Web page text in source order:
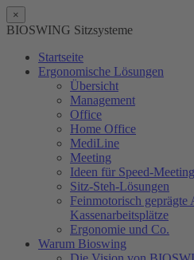
×
BIOSWING Sitzsysteme
Startseite
Ergonomische Lösungen
Übersicht
Management
Office
Home Office
MediLine
Meeting
Ideen für Speed-
Sitz-Steh-Lösungen
Feinmotorisch geprägte
Kassenarbeitsplätze
Ergonomie und Co.
Warum Bioswing